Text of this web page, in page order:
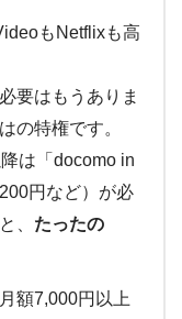
もNetflixも高
要はもうありま
の特権です。
は「docomo in
円など）が必
、 たったの
額7,000円以上